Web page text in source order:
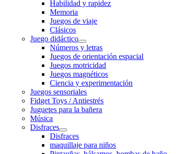
Habilidad y rapidez
Memoria
Juegos de viaje
Clásicos
Juego didáctico
Números y letras
Juegos de orientación espacial
Juegos motricidad
Juegos magnéticos
Ciencia y experimentación
Juegos sensoriales
Fidget Toys / Antiestrés
Juguetes para la bañera
Música
Disfraces
Disfraces
maquillaje para niños